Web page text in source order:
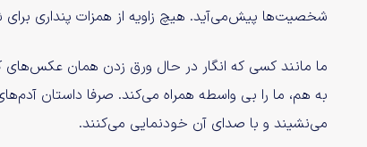
شخصیت‌ها پیش‌می‌آید. هیچ زاویه از همزات پنداری
ما مانند کسی که انگار در حال ورق زدن همان
به هم، ما را بی واسطه همراه می‌کند. صرفا داستان
می‌نشیند و با صدای آن خودنمایی می‌کنند.